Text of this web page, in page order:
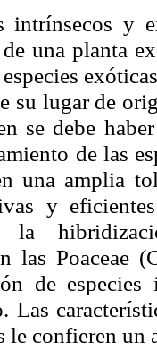
intrínsecos y
una planta
su lugar de
se debe
de las
una amplia
y
las Poaceae
de especies
Las
le confieren un